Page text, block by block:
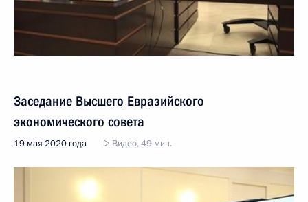
Заседание Высшего Евразийского
экономического совета
19 мая 2020 года Видео, 49 мин.